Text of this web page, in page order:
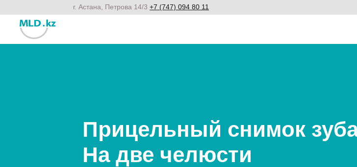
г. Астана, Петрова 14/3 +7 (747) 094 80 11
Прицельный снимок
На две челюсти